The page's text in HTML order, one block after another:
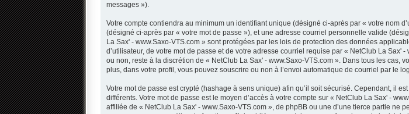
messages »).
Votre compte contiendra au minimum un identifiant unique (désigné ci-après par « votre nom
(désigné ci-après par « votre mot de passe »), et une adresse courriel personnelle valide
La Sax' - www.Saxo-VTS.com » sont protégées par les lois de protection des données
d’utilisateur, de votre mot de passe et de votre adresse courriel requise par « NetClub La Sax'
ou non, reste à la discrétion de « NetClub La Sax' - www.Saxo-VTS.com ». Dans tous les
plus, dans votre profil, vous pouvez souscrire ou non à l’envoi automatique de courriel par le
Votre mot de passe est crypté (hashage à sens unique) afin qu’il soit sécurisé. Cependant, il
différents. Votre mot de passe est le moyen d’accès à votre compte sur « NetClub La Sax' -
affiliée de « NetClub La Sax' - www.Saxo-VTS.com », de phpBB ou une d’une tierce partie ne